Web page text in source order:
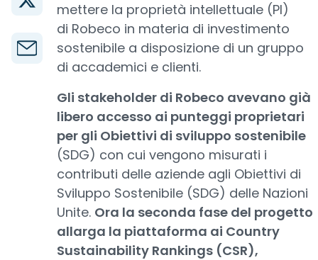
mettere la proprietà intellettuale (PI)
di Robeco in materia di investimento
sostenibile a disposizione di un gruppo
di accademici e clienti.
Gli stakeholder di Robeco avevano già
libero accesso ai punteggi proprietari
per gli Obiettivi di sviluppo sostenibile
(SDG) con cui vengono misurati i
contributi delle aziende agli Obiettivi di
Sviluppo Sostenibile (SDG) delle Nazioni
Unite. Ora la seconda fase del progetto
allarga la piattaforma ai Country
Sustainability Rankings (CSR),